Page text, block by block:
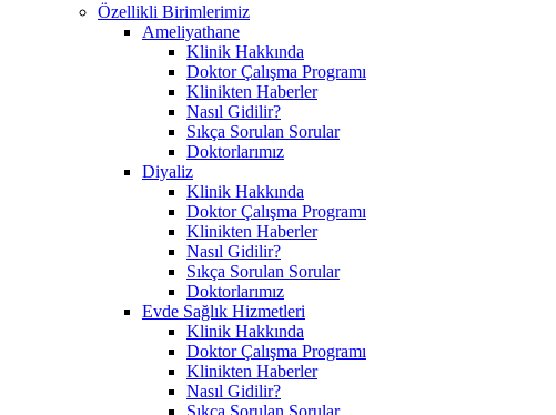
Özellikli Birimlerimiz
Ameliyathane
Klinik Hakkında
Doktor Çalışma Programı
Klinikten Haberler
Nasıl Gidilir?
Sıkça Sorulan Sorular
Doktorlarımız
Diyaliz
Klinik Hakkında
Doktor Çalışma Programı
Klinikten Haberler
Nasıl Gidilir?
Sıkça Sorulan Sorular
Doktorlarımız
Evde Sağlık Hizmetleri
Klinik Hakkında
Doktor Çalışma Programı
Klinikten Haberler
Nasıl Gidilir?
Sıkça Sorulan Sorular